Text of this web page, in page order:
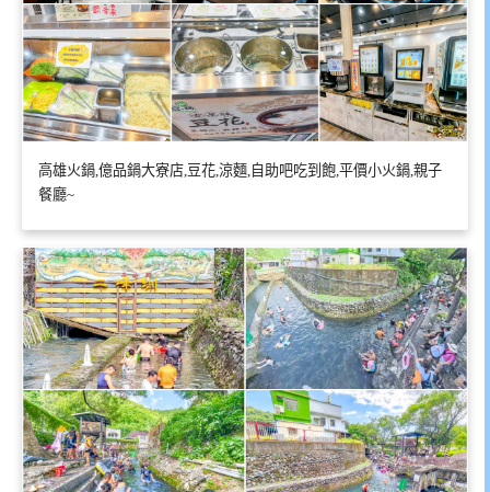
高雄火鍋,億品鍋大寮店,豆花,涼麵,自助吧吃到飽,平價小火鍋,親子
餐廳~